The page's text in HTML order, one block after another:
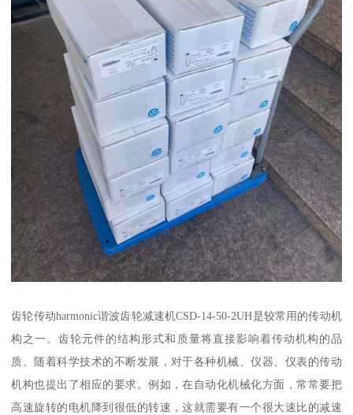
齿轮传动harmonic谐波齿轮减速机CSD-14-50-2UH是较常用的传动机
构之一。齿轮元件的结构形式和质量将直接影响着传动机构的品
质。随着科学技术的不断发展，对于各种机械、仪器、仪表的传动
机构也提出了相应的要求。例如，在自动化机械化方面，常常要把
高速旋转的电机降到很低的转速，这就需要有一个很大速比的减速